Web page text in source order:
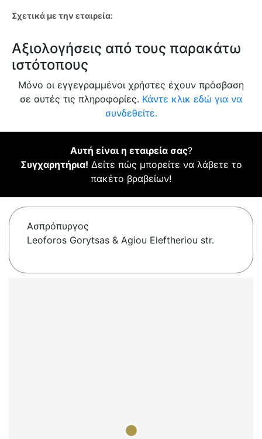
Σχετικά με την εταιρεία:
Αξιολογήσεις από τους παρακάτω
ιστότοπους
Μόνο οι εγγεγραμμένοι χρήστες έχουν πρόσβαση
σε αυτές τις πληροφορίες. Κάντε κλικ εδώ για να
συνδεθείτε.
Αυτή είναι η εταιρεία σας?
Συγχαρητήρια! Δείτε πώς μπορείτε να λάβετε το
πακέτο βραβείων!
Ασπρόπυργος
Leoforos Gorytsas & Agiou Eleftheriou str.